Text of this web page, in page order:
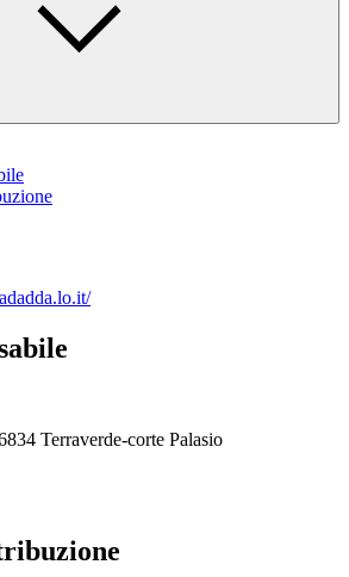
Terraverde-corte Palasio